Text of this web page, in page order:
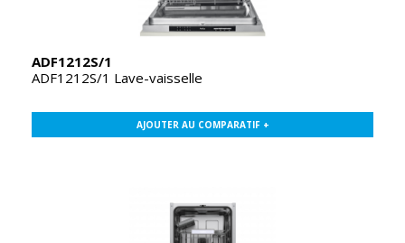
ADF1212S/1
ADF1212S/1 Lave-vaisselle
AJOUTER AU COMPARATIF +